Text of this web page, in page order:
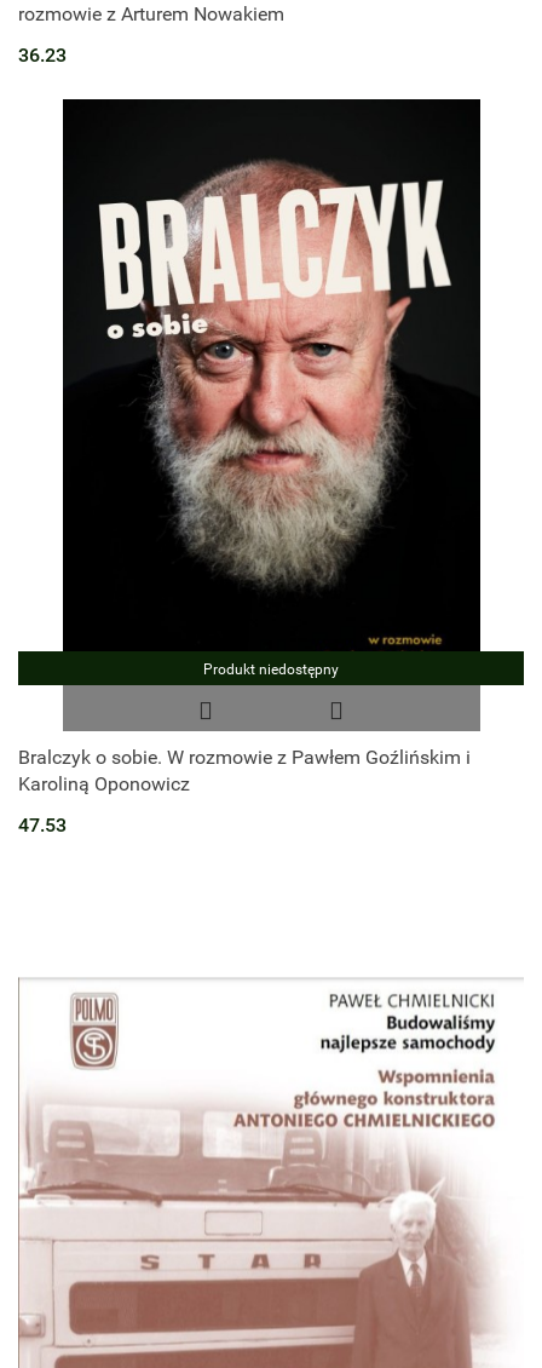
rozmowie z Arturem Nowakiem
36.23
Produkt niedostępny
Bralczyk o sobie. W rozmowie z Pawłem Goźlińskim i
Karoliną Oponowicz
47.53